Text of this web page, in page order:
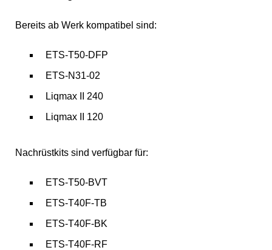
Bereits ab Werk kompatibel sind:
ETS-T50-DFP
ETS-N31-02
Liqmax II 240
Liqmax II 120
Nachrüstkits sind verfügbar für:
ETS-T50-BVT
ETS-T40F-TB
ETS-T40F-BK
ETS-T40F-RF